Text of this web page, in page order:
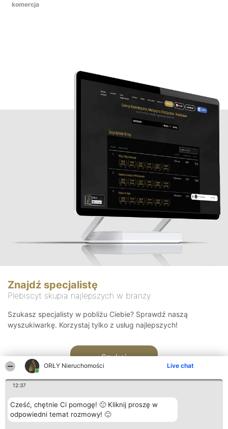
ORŁY Nieruchomości Live chat
12:37
Cześć, chętnie Ci pomogę! 🙂 Kliknij proszę w
odpowiedni temat rozmowy! 🙂
komercja
Znajdź specjalistę
Plebiscyt skupia najlepszych w branży
Szukasz specjalisty w pobliżu Ciebie? Sprawdź naszą
wyszukiwarkę. Korzystaj tylko z usług najlepszych!
Szukaj